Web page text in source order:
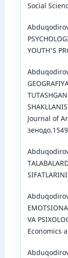
Social
YOUTH'S
Journal of
VA
Economics